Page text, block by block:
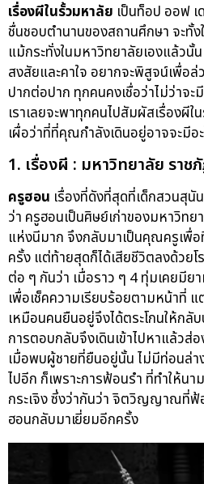
เรื่องผีในรั้วมหาลัย เป็นท็อป ออฟ
ชื่นชอบตำนานของสถานศึกษา จะทั้ง
แม้กระทั่งในมหาวิทยาลัยเองแล้ว
สงสัยและคาใจ อยากจะพิสูจน์เพื่อ
ปากต่อปาก ทุกคนคงเชื่อว่าไม่ว่าจ
เราเลยจะพาทุกคนไปสัมผัสเรื่องผี
เผื่อว่าที่ที่คุณกำลังเดินอยู่อาจจะมีอะ
1. เรื่องผี : มหาวิทยาลัย ราช
ครูฮอน เรื่องที่ดังที่สุดที่เด็กสวนสุนั
ว่า ครูฮอนเป็นศิษย์เก่าของมหาวิท
แห่งนีมาก จึงกลับมาเป็นคุณครูเพื่อ
ครั้ง แต่ท้ายสุดก็ได้เสียชีวิตลงด้วยโ
ต่อ ๆ กันว่า เมื่อราว ๆ 4 ทุ่มเคยมี
เพื่อเช็คความเรียบร้อยตามหน้าที่
เหมือนคนยืนอยู่จึงได้ตระโกนให้กลั
การตอบกลับจึงเดินเข้าไปหาแล้วส่
เมื่อพบผู้ชายที่ยืนอยู่นั้น ไม่มีท่อนล่า
ไปอีก ก็เพราะการฟ้อนรำ ที่ทำให้น
กระเจิง ซึ่งว่ากันว่า จิตวิญญาณที่ฟ้
ฮอนกลับมาเยี่ยมอีกครั้ง